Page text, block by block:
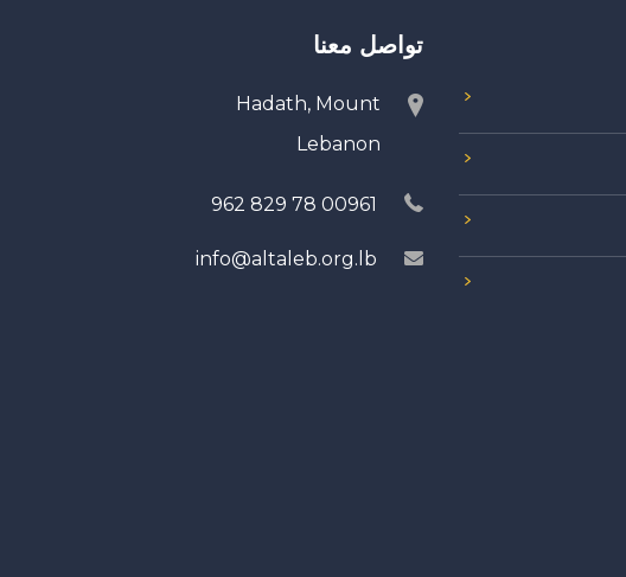
تواصل معنا
Hadath, Mount
Lebanon
00961 78 829 962
info@altaleb.org.lb